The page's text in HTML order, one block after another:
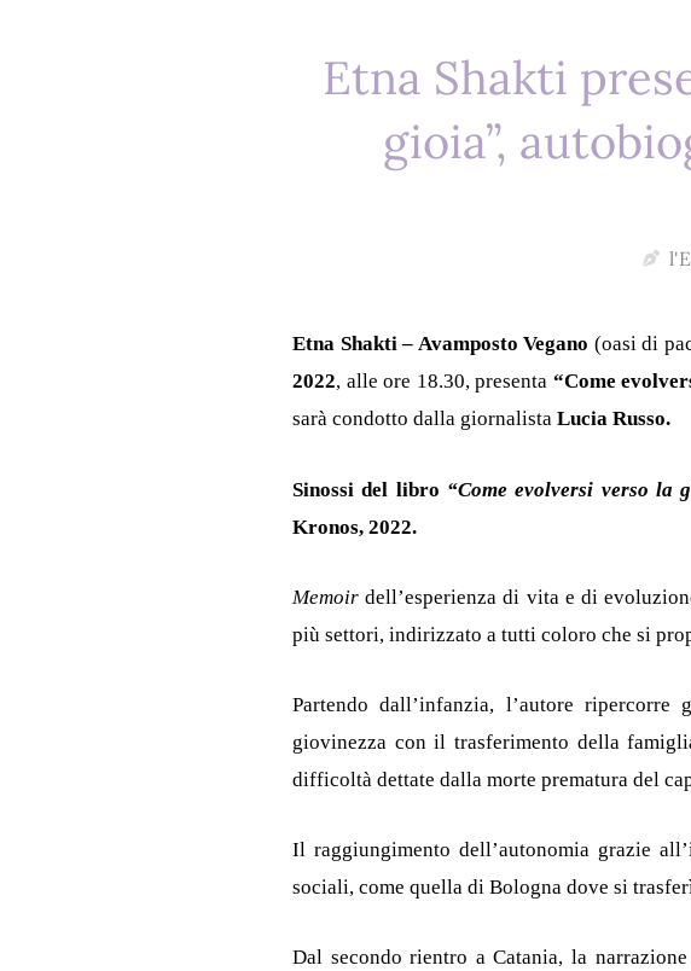
Etna Shakti
gioia”,
Etna Shakti – Avamposto Vegano (oasi di
2022, alle ore 18.30, presenta “Come
sarà condotto dalla giornalista Lucia Russo.
Sinossi del libro “Come evolversi verso la
Kronos, 2022.
Memoir dell’esperienza di vita e di
più settori, indirizzato a tutti coloro che si
Partendo dall’infanzia, l’autore
giovinezza con il trasferimento della
difficoltà dettate dalla morte prematura del
Il raggiungimento dell’autonomia grazie
sociali, come quella di Bologna dove si
Dal secondo rientro a Catania, la